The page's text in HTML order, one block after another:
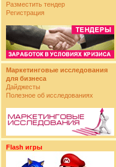
Разместить тендер
Регистрация
Маркетинговые исследования
для бизнеса
Дайджесты
Полезное об исследованиях
Flash игры